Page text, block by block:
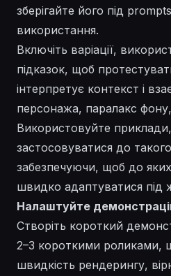
зберігайте його під
використання.
Включіть варіації,
підказок, щоб
інтерпретує контекст і
персонажа, паралакс фону,
Використовуйте
застосовуватися до такого
забезпечуючи, щоб до
швидко адаптуватися під
Налаштуйте
Створіть короткий
2–3 короткими роликами,
швидкість рендерингу,